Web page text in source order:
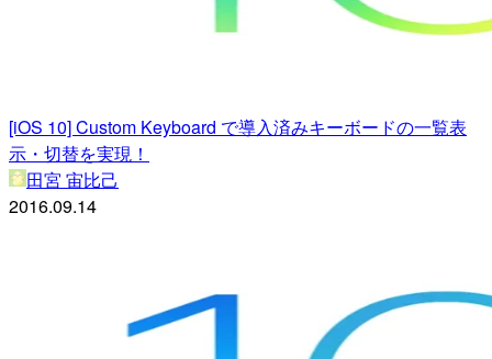
[iOS 10] Custom Keyboard で導入済みキーボードの一覧表
示・切替を実現！
田宮 宙比己
2016.09.14